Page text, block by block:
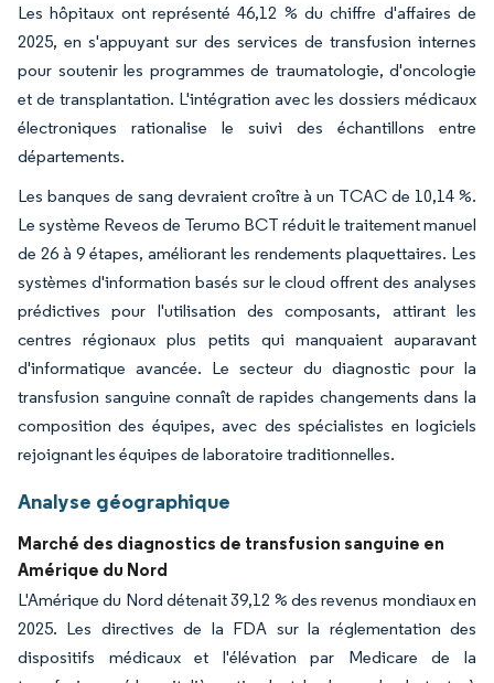
Les hôpitaux ont représenté 46,12 % du chiffre d'affaires de
2025, en s'appuyant sur des services de transfusion internes
pour soutenir les programmes de traumatologie, d'oncologie
et de transplantation. L'intégration avec les dossiers médicaux
électroniques rationalise le suivi des échantillons entre
départements.
Les banques de sang devraient croître à un TCAC de 10,14 %.
Le système Reveos de Terumo BCT réduit le traitement manuel
de 26 à 9 étapes, améliorant les rendements plaquettaires. Les
systèmes d'information basés sur le cloud offrent des analyses
prédictives pour l'utilisation des composants, attirant les
centres régionaux plus petits qui manquaient auparavant
d'informatique avancée. Le secteur du diagnostic pour la
transfusion sanguine connaît de rapides changements dans la
composition des équipes, avec des spécialistes en logiciels
rejoignant les équipes de laboratoire traditionnelles.
Analyse géographique
Marché des diagnostics de transfusion sanguine en
Amérique du Nord
L'Amérique du Nord détenait 39,12 % des revenus mondiaux en
2025. Les directives de la FDA sur la réglementation des
dispositifs médicaux et l'élévation par Medicare de la